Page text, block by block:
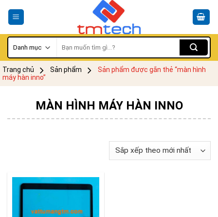
kiếm:
Trang chủ Sản phẩm
Sản phẩm được gắn thẻ “màn hình
máy hàn inno”
MÀN HÌNH MÁY HÀN INNO